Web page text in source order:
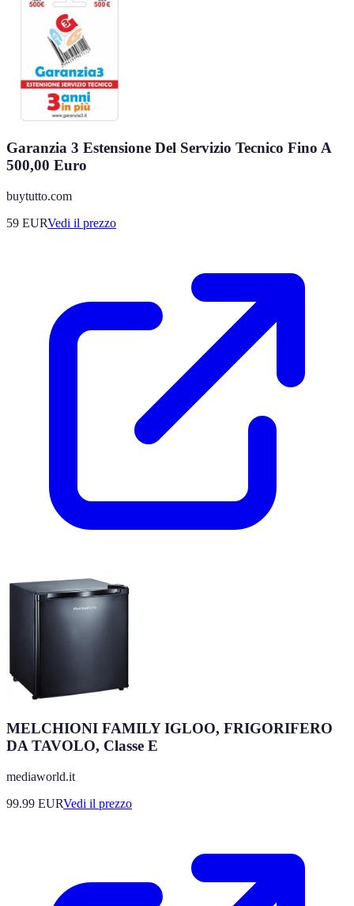
Garanzia 3 Estensione Del Servizio Tecnico Fino A
500,00 Euro
buytutto.com
59 EURVedi il prezzo
MELCHIONI FAMILY IGLOO, FRIGORIFERO
DA TAVOLO, Classe E
mediaworld.it
99.99 EURVedi il prezzo